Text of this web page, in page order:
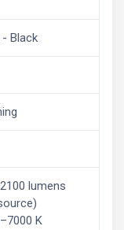
- Black
lumens
K